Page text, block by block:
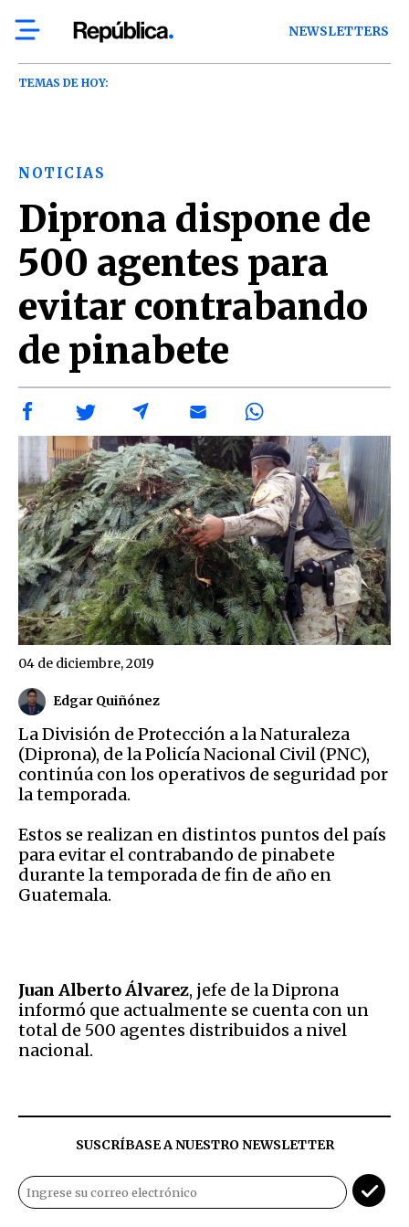
NEWSLETTERS
TEMAS DE HOY:
NOTICIAS
Diprona dispone de
500 agentes para
evitar contrabando
de pinabete
Edgar Quiñónez
04 de diciembre, 2019
La División de Protección a la Naturaleza
(Diprona), de la Policía Nacional Civil (PNC),
continúa con los operativos de seguridad por
la temporada.
Estos se realizan en distintos puntos del país
para evitar el contrabando de pinabete
durante la temporada de fin de año en
Guatemala.
Juan Alberto Álvarez, jefe de la Diprona
informó que actualmente se cuenta con un
total de 500 agentes distribuidos a nivel
nacional.
SUSCRÍBASE A NUESTRO NEWSLETTER